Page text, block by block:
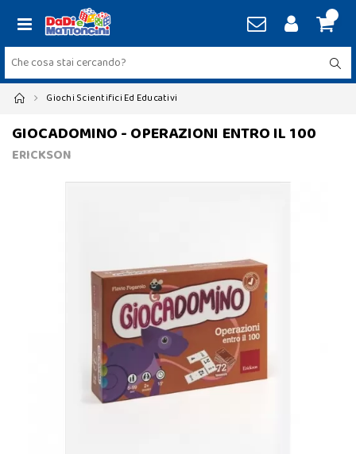
Giochi Scientifici Ed Educativi
GIOCADOMINO - OPERAZIONI ENTRO IL 100
ERICKSON